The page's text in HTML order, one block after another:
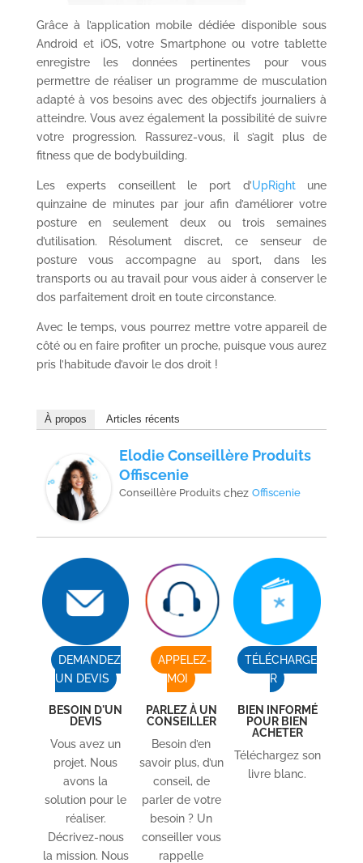
Grâce à l’application mobile dédiée disponible sous
Android et iOS, votre Smartphone ou votre tablette
enregistre les données pertinentes pour vous
permettre de réaliser un programme de musculation
adapté à vos besoins avec des objectifs journaliers à
atteindre. Vous avez également la possibilité de suivre
votre progression. Rassurez-vous, il s’agit plus de
fitness que de bodybuilding.
Les experts conseillent le port d’UpRightune
quinzaine de minutes par jour afin d’améliorer votre
posture en seulement deux ou trois semaines
d’utilisation. Résolument discret, ce senseur de
posture vous accompagne au sport, dans les
transports ou au travail pour vous aider à conserver le
dos parfaitement droit en toute circonstance.
Avec le temps, vous pourrez mettre votre appareil de
côté ou en faire profiter un proche, puisque vous aurez
pris l’habitude d’avoir le dos droit !
À propos Articles récents
Elodie Conseillère Produits
Offiscenie
Conseillère Produitschez Offiscenie
DEMANDEZ
UN DEVIS
BESOIN D'UN
DEVIS
Vous avez un
projet. Nous
avons la
solution pour le
réaliser.
Décrivez-nous
la mission. Nous
APPELEZ-
MOI
PARLEZ À UN
CONSEILLER
Besoin d’en
savoir plus, d’un
conseil, de
parler de votre
besoin ? Un
conseiller vous
rappelle
TÉLÉCHARGE
R
BIEN INFORMÉ
POUR BIEN
ACHETER
Téléchargez son
livre blanc.